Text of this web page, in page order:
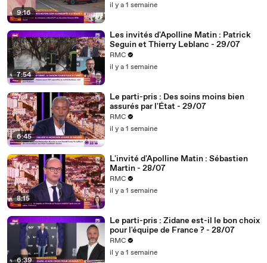
9:16
il y a 1 semaine
7:54
Les invités d'Apolline Matin : Patrick
Seguin et Thierry Leblanc - 29/07
RMC
il y a 1 semaine
6:45
Le parti-pris : Des soins moins bien
assurés par l'État - 29/07
RMC
il y a 1 semaine
8:15
L'invité d'Apolline Matin : Sébastien
Martin - 28/07
RMC
il y a 1 semaine
6:39
Le parti-pris : Zidane est-il le bon choix
pour l'équipe de France ? - 28/07
RMC
il y a 1 semaine